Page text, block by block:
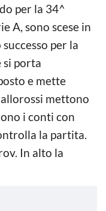
per la 34^
A, sono scese in
per la
si porta
e mette
mettono
i conti con
la partita.
In alto la